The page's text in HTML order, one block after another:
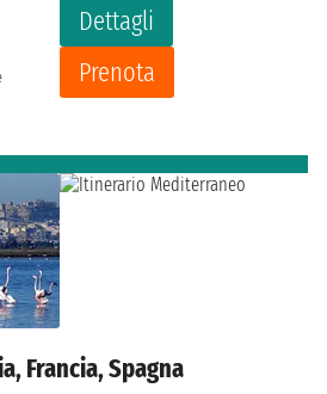
Dettagli
Prenota
Francia, Spagna